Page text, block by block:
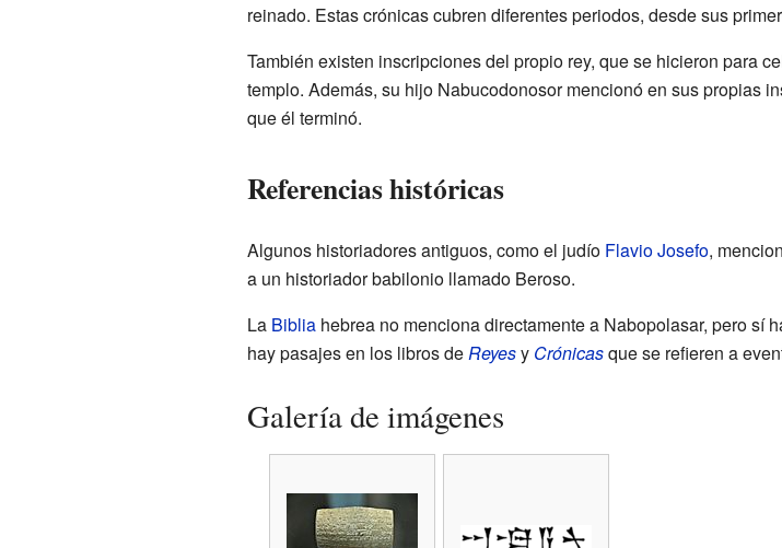
reinado. Estas crónicas cubren diferentes periodos, desde sus
También existen inscripciones del propio rey, que se hicieron para
templo. Además, su hijo Nabucodonosor mencionó en sus propias
que él terminó.
Referencias históricas
Algunos historiadores antiguos, como el judío Flavio Josefo,
a un historiador babilonio llamado Beroso.
La Bibliahebrea no menciona directamente a Nabopolasar, pero sí
hay pasajes en los libros deReyesy Crónicasque se refieren a
Galería de imágenes